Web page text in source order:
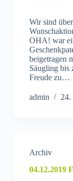
Wir sind
OHA! war
beigetragen
Säugling bis
Freude zu…
admin 24.
Archiv
04.12.2019